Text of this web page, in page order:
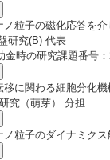
ノ粒子の磁化応答を
研究(B) 代表
金時の研究課題番号
移に関わる細胞分化
究（萌芽） 分担
ノ粒子のダイナミク